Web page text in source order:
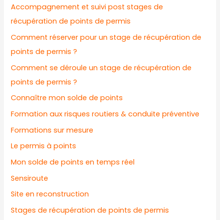
Accompagnement et suivi post stages de
récupération de points de permis
Comment réserver pour un stage de récupération de
points de permis ?
Comment se déroule un stage de récupération de
points de permis ?
Connaître mon solde de points
Formation aux risques routiers & conduite préventive
Formations sur mesure
Le permis à points
Mon solde de points en temps réel
Sensiroute
Site en reconstruction
Stages de récupération de points de permis